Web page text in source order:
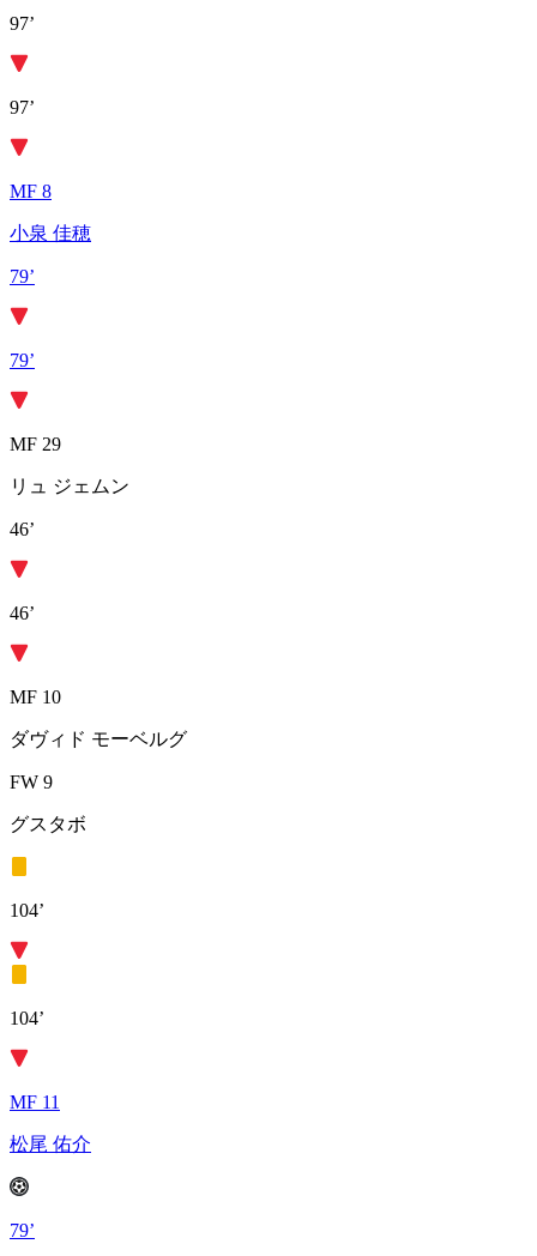
97’
97’
MF 8
小泉 佳穂
79’
79’
MF 29
リュ ジェムン
46’
46’
MF 10
ダヴィド モーベルグ
FW 9
グスタボ
104’
104’
MF 11
松尾 佑介
79’